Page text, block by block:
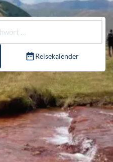
Reisekalender